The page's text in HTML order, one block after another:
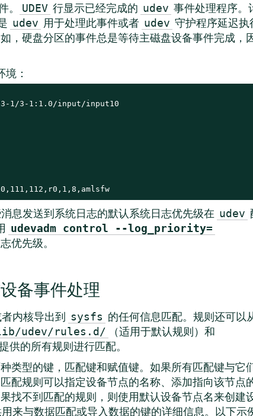
UDEV 行显示已经完成的 udev 事件处理程序。
udev 用于处理此事件或者 udev 守护程序延迟执
，硬盘分区的事件总是等待主磁盘设备事件完成，
：
3-1/3-1:1.0/input/input10
息发送到系统日志的默认系统日志优先级在 udev
udevadm control --log_priority=
优先级。
备事件处理
内核导出到 sysfs 的任何信息匹配。规则还可以
udev/rules.d/ （适用于默认规则）和
供的所有规则进行匹配。
类型的键，匹配键和赋值键。如果所有匹配键与它
配规则可以指定设备节点的名称、添加指向该节点
找不到匹配的规则，则使用默认设备节点名来创建
来与数据匹配或导入数据的键的详细信息。以下示